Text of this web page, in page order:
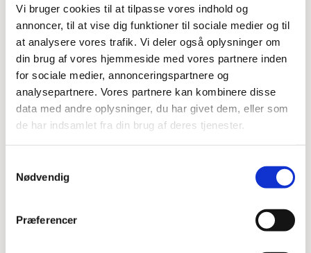
Vi bruger cookies til at tilpasse vores indhold og
annoncer, til at vise dig funktioner til sociale medier og til
at analysere vores trafik. Vi deler også oplysninger om
din brug af vores hjemmeside med vores partnere inden
for sociale medier, annonceringspartnere og
analysepartnere. Vores partnere kan kombinere disse
data med andre oplysninger, du har givet dem, eller som
de har indsamlet fra din brug af deres tjenester.
Nødvendig
Præferencer